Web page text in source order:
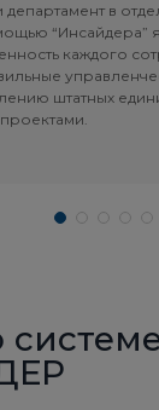
департамент в
“Инсайдера”
каждого
штатных